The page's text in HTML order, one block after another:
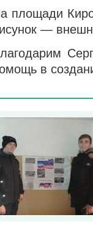
площади
—
в